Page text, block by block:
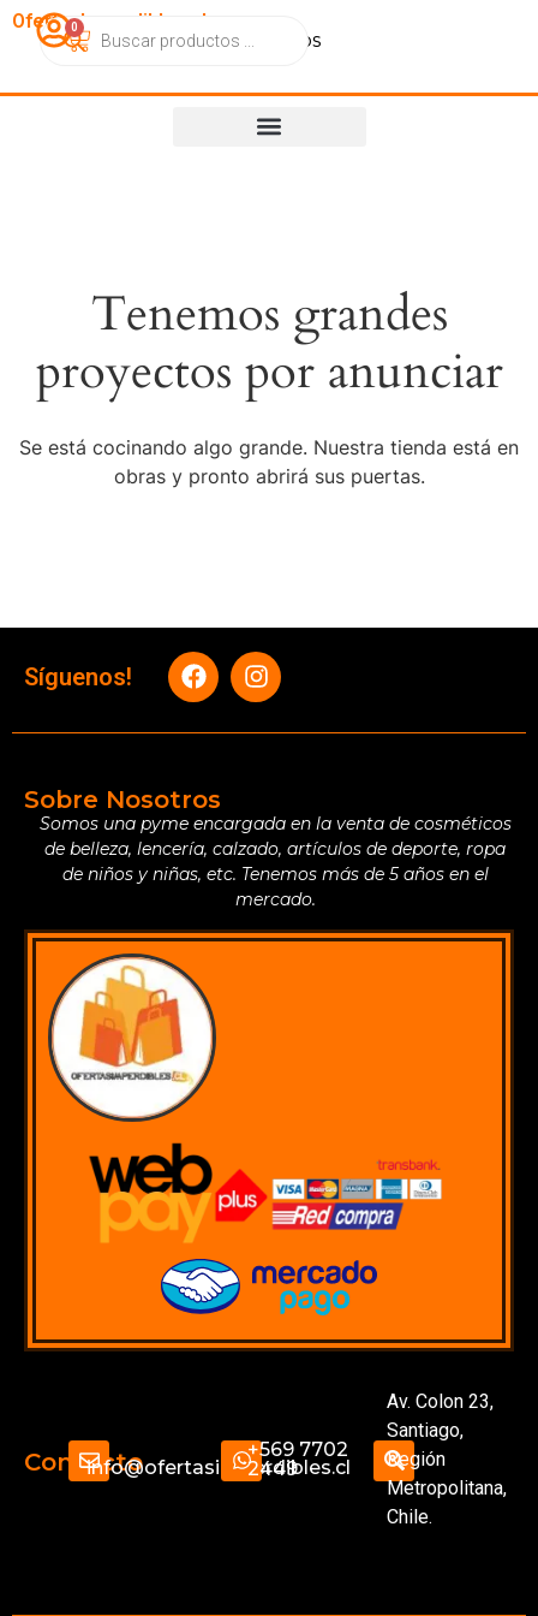
OfertasImperdibles.cl
CatálogoContactoNosotros
0
Tenemos grandes
proyectos por anunciar
Se está cocinando algo grande. Nuestra tienda está en
obras y pronto abrirá sus puertas.
Síguenos!
Sobre Nosotros
Somos una pyme encargada en la venta de cosméticos
de belleza, lencería, calzado, artículos de deporte, ropa
de niños y niñas, etc. Tenemos más de 5 años en el
mercado.
Contactoinfo@ofertasimperdibles.cl
+569 7702
2449
Av. Colon 23,
Santiago,
Región
Metropolitana,
Chile.